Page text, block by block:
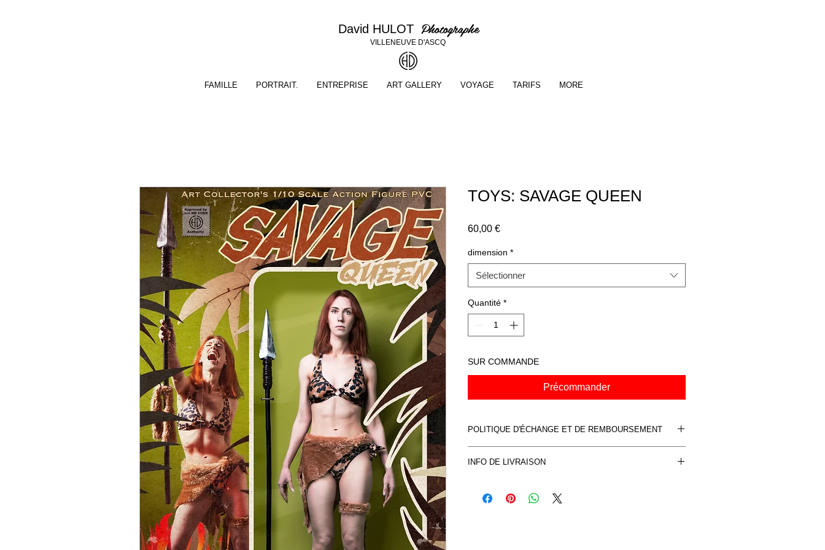
David HULOT Photographe
VILLENEUVE D'ASCQ
FAMILLE PORTRAIT. ENTREPRISE ART GALLERY VOYAGE TARIFS MORE
TOYS: SAVAGE QUEEN
60,00 €Prix
dimension *
Sélectionner
Quantité *
SUR COMMANDE
Précommander
POLITIQUE D'ÉCHANGE ET DE REMBOURSEMENT
INFO DE LIVRAISON